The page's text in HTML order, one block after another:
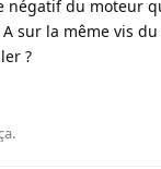
négatif du moteur
sur la même vis
?
.